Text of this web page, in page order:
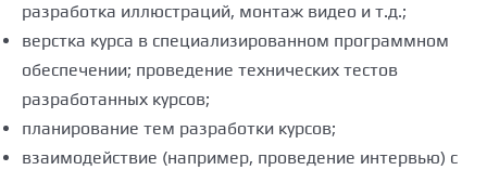
разработка иллюстраций, монтаж видео и т.д.;
верстка курса в специализированном программном
обеспечении; проведение технических тестов
разработанных курсов;
планирование тем разработки курсов;
взаимодействие (например, проведение интервью) с